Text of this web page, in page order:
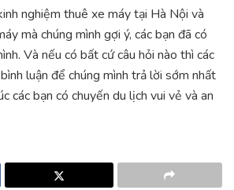
nghiệm thuê xe máy tại Hà Nội và
mà chúng mình gợi ý, các bạn đã có
Và nếu có bất cứ câu hỏi nào thì các
luận để chúng mình trả lời sớm nhất
các bạn có chuyến du lịch vui vẻ và an